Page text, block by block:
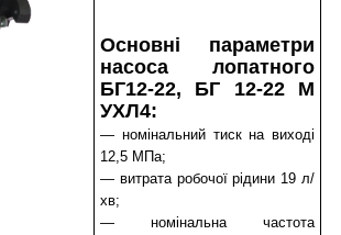
Основні параметри
насоса лопатного
БГ12-22, БГ 12-22 М
УХЛ4:
— номінальний тиск на виході
12,5 МПа;
— витрата робочої рідини 19 л/
хв;
— номінальна частота